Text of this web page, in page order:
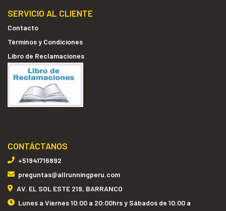
SERVICIO AL CLIENTE
Contacto
Términos y Condiciones
Libro de Reclamaciones
CONTÁCTANOS
+51941716892
preguntas@allrunningperu.com
AV. EL SOL ESTE 219, BARRANCO
Lunes a Viernes 10:00 a 20:00hrs y Sábados de 10:00 a